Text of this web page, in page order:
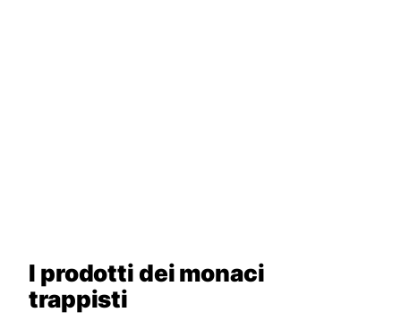
I prodotti dei monaci
trappisti